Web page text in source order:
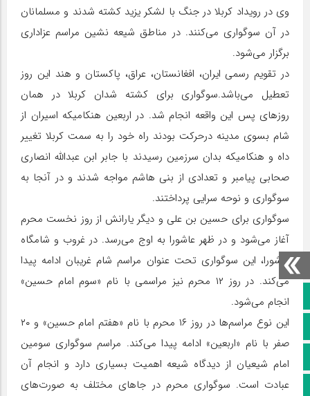
صفحه نخست
کانال سروش
کانال ایتا
آپارات
وی در رویداد کربلا در جنگ با لشکر یزید کشته شدند و مسلمانان
در آن سوگواری می‌کنند. در مناطق شیعه نشین مراسم عزاداری
برگزار می‎‏‌شود.
در تقویم رسمی ایران، افغانستان، عراق، پاکستان و هند این روز
تعطیل می‌باشد.سوگواری برای کشته شدان کربلا در همان
روزهای پس این واقعه انجام شد. در اربعین هنکامیکه اسیران از
شام بسوی مدینه درحرکت بودند راه خود را به سمت کربلا تغییر
داه و هنکامیکه بدان سرزمین رسیدند با جابر ابن عبدالله انصاری
صحابی پیامبر و تعدادی از بنی هاشم مواجه شدند و در آنجا به
سوگواری و نوحه سرایی پرداختند.
سوگواری برای حسین بن علی و دیگر یارانش از روز نخست محرم
آغاز می‌شود و در ظهر عاشورا به اوج می‌رسد. در غروب و شامگاه
عاشورا، این سوگواری تحت عنوان مراسم شام غریبان ادامه پیدا
می‌کند. در روز ۱۲ محرم نیز مراسمی با نام «سوم امام حسین»
انجام می‌شود.
این نوع مراسم‌ها در روز ۱۶ محرم با نام «هفتم امام حسین» و ۲۰
صفر با نام «اربعین» ادامه پیدا می‌کند. مراسم سوگواری سومین
امام شیعیان از دیدگاه شیعه اهمیت بسیاری دارد و انجام آن
عبادت است. سوگواری محرم در جاهای مختلف به صورت‌های